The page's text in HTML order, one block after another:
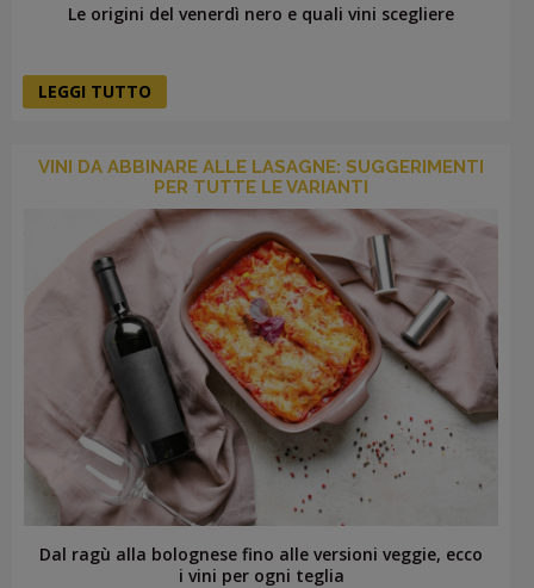
Le origini del venerdì nero e quali vini scegliere
LEGGI TUTTO
VINI DA ABBINARE ALLE LASAGNE: SUGGERIMENTI
PER TUTTE LE VARIANTI
Dal ragù alla bolognese fino alle versioni veggie, ecco
i vini per ogni teglia